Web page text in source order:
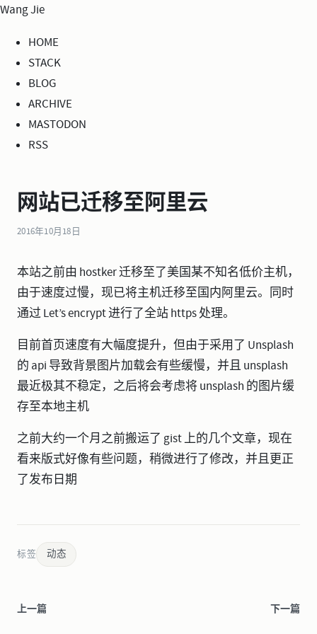
Wang Jie
HOME
STACK
BLOG
ARCHIVE
MASTODON
RSS
网站已迁移至阿里云
2016年10月18日
本站之前由 hostker 迁移至了美国某不知名低价主机，
由于速度过慢，现已将主机迁移至国内阿里云。同时
通过 Let’s encrypt 进行了全站 https 处理。
目前首页速度有大幅度提升，但由于采用了 Unsplash
的 api 导致背景图片加载会有些缓慢，并且 unsplash
最近极其不稳定，之后将会考虑将 unsplash 的图片缓
存至本地主机
之前大约一个月之前搬运了 gist 上的几个文章，现在
看来版式好像有些问题，稍微进行了修改，并且更正
了发布日期
标签 动态
上一篇 下一篇